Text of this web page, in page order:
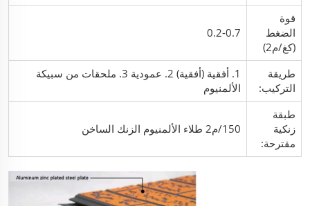
قوة
الضغط
(كغ/م2)
0.2-0.7
طريقة
التركيب:
1. أفقية (أفقية) 2. عمودية 3. ملحقات من سبيكة
الألمنيوم
طبقة
زنكية
مقترحة:
150/م2 طلاء الألمنيوم الزنك الساخن